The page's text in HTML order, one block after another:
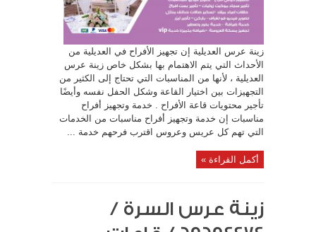
زينة عرس العديلية إن تجهيز الأفراح في العديلية من
الأحداث التي يتم الاهتمام بها بشكل خاص زينة عرس
العديلية ، لأنها من المناسبات التي تحتاج إلى الكثير من
التجهيزات بين اختيار القاعة وشكل الحفل نفسه وأيضًا
تأجير محتويات قاعة الأفراح . خدمة وتجهيز أفراح
مناسبات إن خدمة وتجهيز أفراح مناسبات من الخدمات
التي تهم كل عريس وعروس اقترب فرحهم خدمة ...
أكمل القراءة »
زينة عرس السرة /